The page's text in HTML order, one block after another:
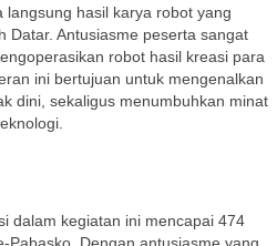
hasil karya robot yang
Datar. Antusiasme peserta sangat
robot hasil kreasi para
ini bertujuan untuk mengenalkan
dini, sekaligus menumbuhkan minat
dalam kegiatan ini mencapai 474